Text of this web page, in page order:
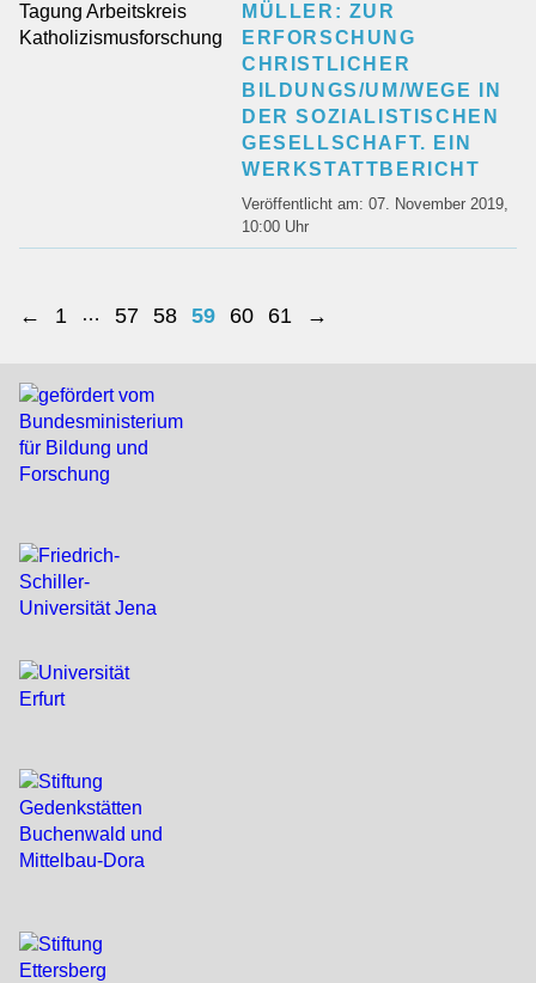
MÜLLER: ZUR
ERFORSCHUNG
CHRISTLICHER
BILDUNGS/UM/WEGE IN
DER SOZIALISTISCHEN
GESELLSCHAFT. EIN
WERKSTATTBERICHT
Veröffentlicht am: 07. November 2019,
10:00 Uhr
← 1 … 57 58 59 60 61 →